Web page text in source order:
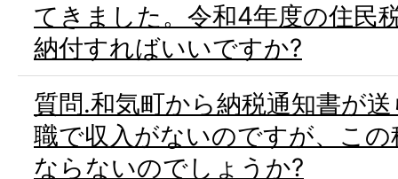
てきました。令和4年度の住民
納付すればいいですか?
質問.和気町から納税通知書が
職で収入がないのですが、こ
ならないのでしょうか?